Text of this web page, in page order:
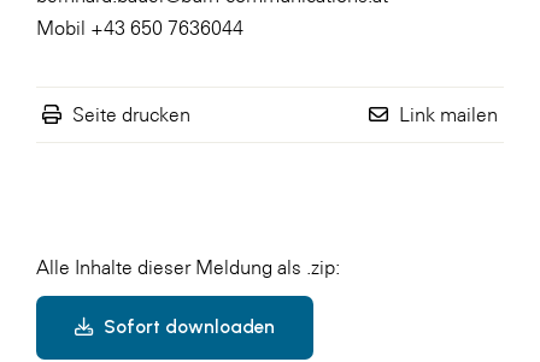
Mobil +43 650 7636044
Seite drucken Link mailen
Alle Inhalte dieser Meldung als .zip:
Sofort downloaden